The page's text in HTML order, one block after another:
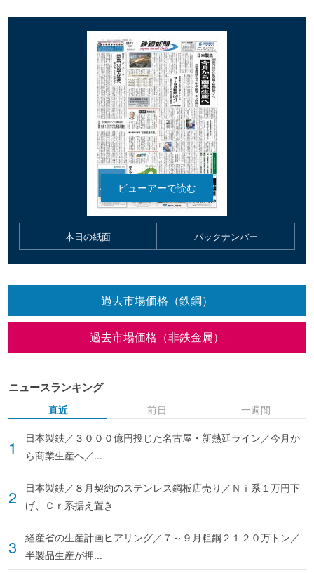
本日の紙面 バックナンバー
過去市場価格（鉄鋼）
過去市場価格（非鉄金属）
ニュースランキング
直近
日本製鉄／３０００億円投じた名古屋・新熱延ライン／今月か
ら商業生産へ／...
日本製鉄／８月契約のステンレス鋼板店売り／Ｎｉ系１万円下
げ、Ｃｒ系据え置き
経産省の生産計画ヒアリング／７～９月粗鋼２１２０万トン／
半製品生産が押...
前日 一週間